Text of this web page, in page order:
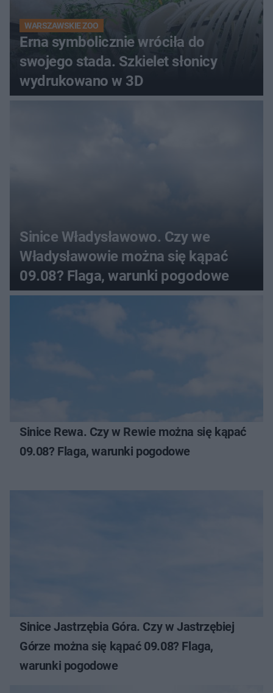
WARSZAWSKIE ZOO
Erna symbolicznie wróciła do
swojego stada. Szkielet słonicy
wydrukowano w 3D
Sinice Władysławowo. Czy we
Władysławowie można się kąpać
09.08? Flaga, warunki pogodowe
Sinice Rewa. Czy w Rewie można się kąpać
09.08? Flaga, warunki pogodowe
Sinice Jastrzębia Góra. Czy w Jastrzębiej
Górze można się kąpać 09.08? Flaga,
warunki pogodowe